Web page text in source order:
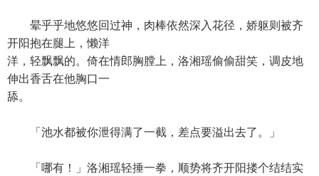
晕乎乎地悠悠回过神，肉棒依然深入花径，娇躯则被齐
开阳抱在腿上，懒洋
洋，轻飘飘的。倚在情郎胸膛上，洛湘瑶偷偷甜笑，调皮地
伸出香舌在他胸口一
舔。
「池水都被你泄得满了一截，差点要溢出去了。」
「哪有！」洛湘瑶轻捶一拳，顺势将齐开阳搂个结结实